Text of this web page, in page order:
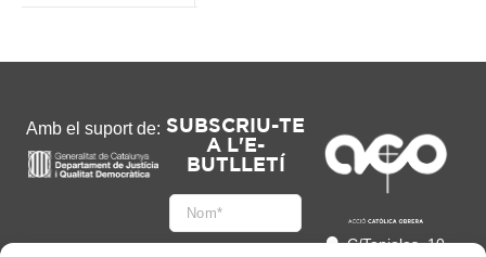
Amb el suport de: SUBSCRIU-TE
A L'E-
BUTLLETÍ
C/Tapioles, 10